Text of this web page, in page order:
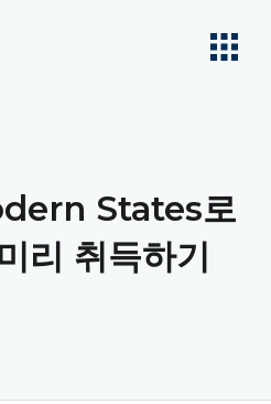
States로
리 취득하기